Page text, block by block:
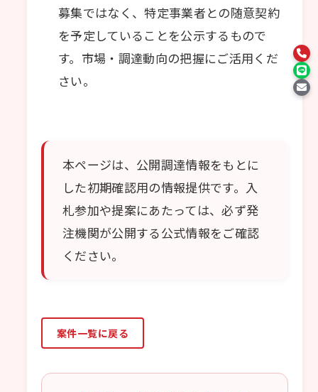
募集ではなく、特定事業者との随意契約
を予定していることを公示するもので
す。市場・調達動向の把握にご活用くだ
さい。
本ページは、公開調達情報をもとに
した初期確認用の情報提供です。入
札参加や提案にあたっては、必ず発
注機関が公開する公式情報をご確認
ください。
案件一覧に戻る